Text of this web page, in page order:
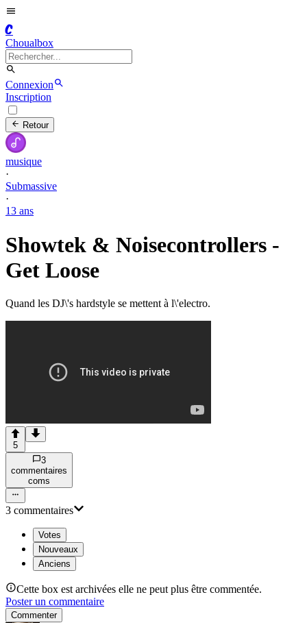
C
Choualbox
Connexion
Inscription
Retour
musique
·
Submassive
·
13 ans
Showtek & Noisecontrollers -
Get Loose
Quand les DJ\'s hardstyle se mettent à l\'electro.
5
3
commentaires
coms
3 commentaires
Votes
Nouveaux
Anciens
Cette box est archivées elle ne peut plus être commentée.
Poster un commentaire
Commenter